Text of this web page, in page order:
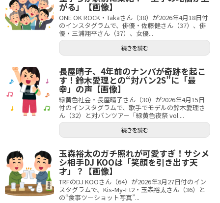
がる」【画像】
ONE OK ROCK・Takaさん（38）が2026年4月18日付
のインスタグラムで、俳優・佐藤健さん（37）、俳
優・三浦翔平さん（37）、女優...
続きを読む
長屋晴子、4年前のナンパが奇跡を起こ
す！鈴木愛理との“対バン2S”に「最
幸」の声【画像】
緑黄色社会・長屋晴子さん（30）が2026年4月15日
付のインスタグラムで、歌手でモデルの鈴木愛理さ
ん（32）と対バンツアー「緑黄色夜祭 vol....
続きを読む
玉森裕太のガチ照れが可愛すぎ！サシメ
シ相手DJ KOOは「笑顔を引き出す天
才」？【画像】
TRFのDJ KOOさん（64）が2026年3月27日付のイン
スタグラムで、Kis-My-Ft2・玉森裕太さん（36）と
の“食事ツーショット写真”...